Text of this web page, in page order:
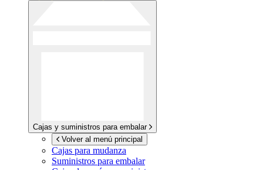
Cajas y suministros para embalar
Volver al menú principal
Cajas para mudanza
Suministros para embalar